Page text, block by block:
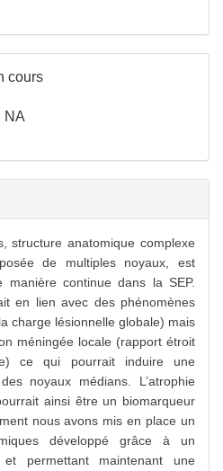
cours
NA
structure anatomique complexe
de multiples noyaux, est
manière continue dans la SEP.
en lien avec des phénomènes
charge lésionnelle globale) mais
méningée locale (rapport étroit
ce qui pourrait induire une
noyaux médians. L’atrophie
ainsi être un biomarqueur
nous avons mis en place un
développé grâce à un
permettant maintenant une